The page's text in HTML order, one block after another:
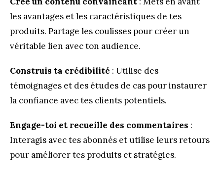
les avantages et les caractéristiques de tes
produits. Partage les coulisses pour créer un
véritable lien avec ton audience.
Construis ta crédibilité : Utilise des
témoignages et des études de cas pour instaurer
la confiance avec tes clients potentiels.
Engage-toi et recueille des commentaires :
Interagis avec tes abonnés et utilise leurs retours
pour améliorer tes produits et stratégies.